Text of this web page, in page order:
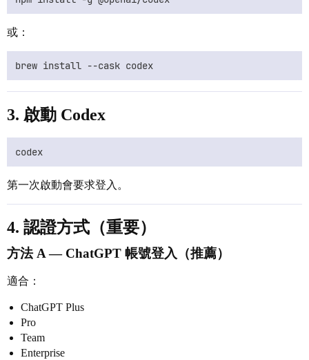
或：
3. 啟動 Codex
第一次啟動會要求登入。
4. 認證方式（重要）
方法 A — ChatGPT 帳號登入（推薦）
適合：
ChatGPT Plus
Pro
Team
Enterprise